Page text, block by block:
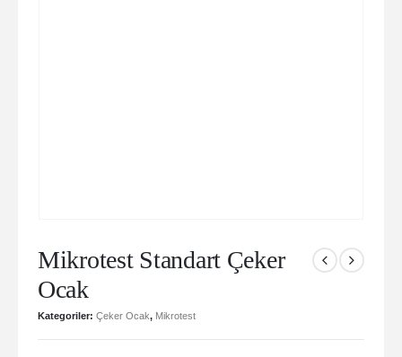
Mikrotest Standart Çeker
Ocak
Kategoriler: Çeker Ocak, Mikrotest